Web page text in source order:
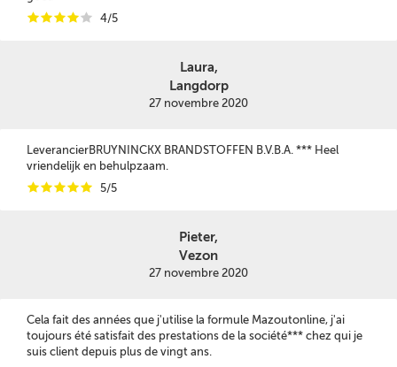
iiiii 4/5
Laura,
Langdorp
27 novembre 2020
LeverancierBRUYNINCKX BRANDSTOFFEN B.V.B.A. *** Heel
vriendelijk en behulpzaam.
iiiii 5/5
Pieter,
Vezon
27 novembre 2020
Cela fait des années que j'utilise la formule Mazoutonline, j'ai
toujours été satisfait des prestations de la société*** chez qui je
suis client depuis plus de vingt ans.